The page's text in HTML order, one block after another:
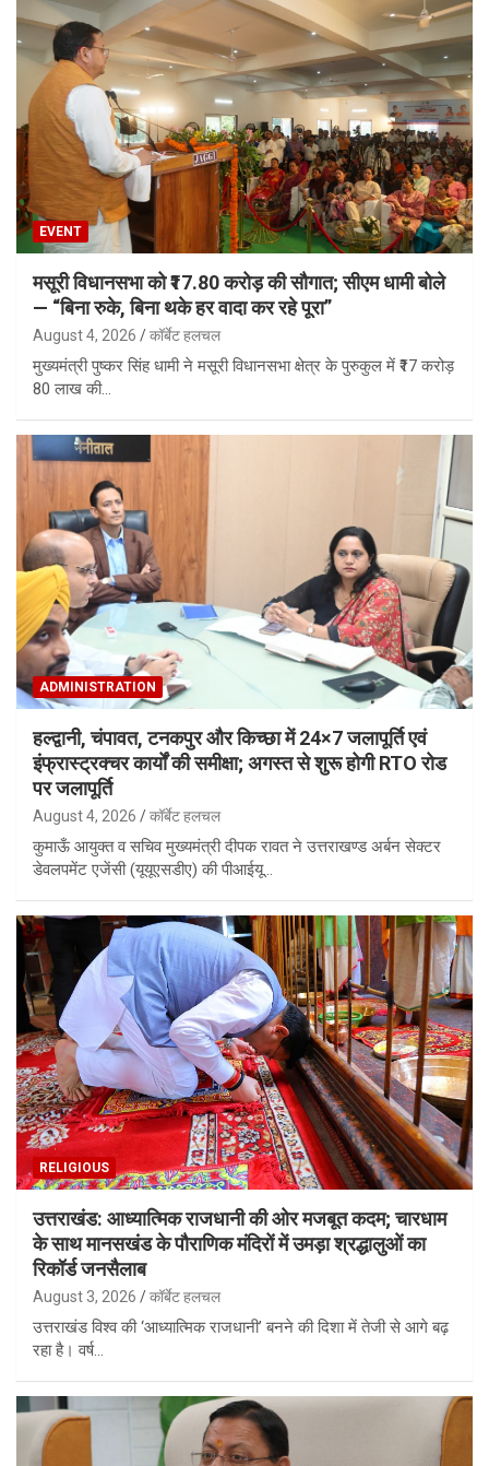
EVENT
मसूरी विधानसभा को ₹17.80 करोड़ की सौगात; सीएम धामी बोले
— “बिना रुके, बिना थके हर वादा कर रहे पूरा”
August 4, 2026 कॉर्बेट हलचल
मुख्यमंत्री पुष्कर सिंह धामी ने मसूरी विधानसभा क्षेत्र के पुरुकुल में ₹17 करोड़
80 लाख की…
ADMINISTRATION
हल्द्वानी, चंपावत, टनकपुर और किच्छा में 24×7 जलापूर्ति एवं
इंफ्रास्ट्रक्चर कार्यों की समीक्षा; अगस्त से शुरू होगी RTO रोड
पर जलापूर्ति
August 4, 2026 कॉर्बेट हलचल
कुमाऊँ आयुक्त व सचिव मुख्यमंत्री दीपक रावत ने उत्तराखण्ड अर्बन सेक्टर
डेवलपमेंट एजेंसी (यूयूएसडीए) की पीआईयू…
RELIGIOUS
उत्तराखंड: आध्यात्मिक राजधानी की ओर मजबूत कदम; चारधाम
के साथ मानसखंड के पौराणिक मंदिरों में उमड़ा श्रद्धालुओं का
रिकॉर्ड जनसैलाब
August 3, 2026 कॉर्बेट हलचल
उत्तराखंड विश्व की ‘आध्यात्मिक राजधानी’ बनने की दिशा में तेजी से आगे बढ़
रहा है। वर्ष…